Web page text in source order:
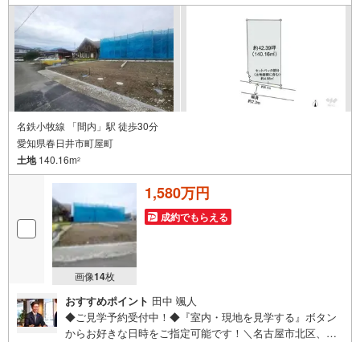
名鉄小牧線 「間内」駅 徒歩30分
愛知県春日井市町屋町
土地140.16m2
画像14枚
1,580万円
成約でもらえる
おすすめポイント 田中 颯人
◆ご見学予約受付中！◆『室内・現地を見学する』ボタン
からお好きな日時をご指定可能です！＼名古屋市北区、守